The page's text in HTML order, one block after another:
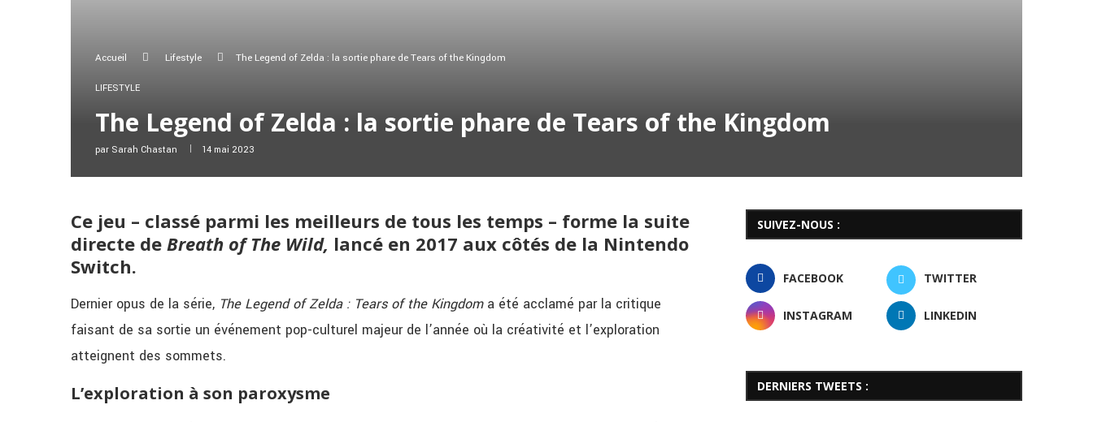
Accueil Lifestyle The Legend of Zelda : la sortie phare de Tears of the Kingdom
LIFESTYLE
The Legend of Zelda : la sortie phare de Tears of the Kingdom
par Sarah Chastan 14 mai 2023
Ce jeu – classé parmi les meilleurs de tous les temps – forme la suite
directe de Breath of The Wild, lancé en 2017 aux côtés de la Nintendo
Switch.
Dernier opus de la série, The Legend of Zelda : Tears of the Kingdom a été acclamé par la critique
faisant de sa sortie un événement pop-culturel majeur de l’année où la créativité et l’exploration
atteignent des sommets.
L’exploration à son paroxysme
SUIVEZ-NOUS :
FACEBOOK TWITTER
INSTAGRAM LINKEDIN
DERNIERS TWEETS :